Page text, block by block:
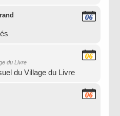
06
du Livre
du Village du Livre
06
06